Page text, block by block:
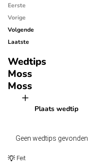
Eerste
Vorige
Volgende
Laatste
Wedtips
Moss
Moss
Plaats wedtip
Geen wedtips gevonden
Feit